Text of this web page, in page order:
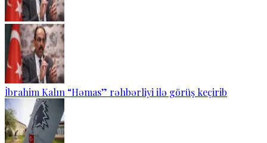
İbrahim Kalın “Həmas” rəhbərliyi ilə görüş keçirib